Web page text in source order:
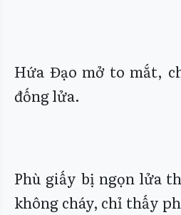
Hứa Đạo mở to mắt,
đống lửa.
Phù giấy bị ngọn lửa
không cháy, chỉ thấy